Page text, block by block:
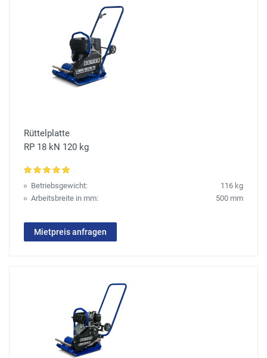
Rüttelplatte
RP 18 kN 120 kg
Betriebsgewicht:
116 kg
Arbeitsbreite in mm:
500 mm
Mietpreis anfragen